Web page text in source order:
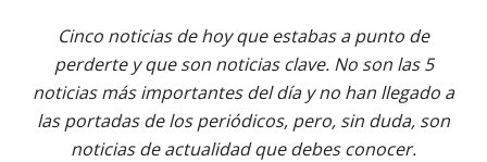
Cinco noticias de hoy que estabas a punto de
perderte y que son noticias clave. No son las 5
noticias más importantes del día y no han llegado a
las portadas de los periódicos, pero, sin duda, son
noticias de actualidad que debes conocer.